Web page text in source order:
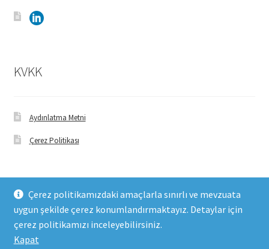
Çerez politikamızdaki amaçlarla sınırlı ve mevzuata
uygun şekilde çerez konumlandırmaktayız. Detaylar için
çerez politikamızı inceleyebilirsiniz.
Kapat
KVKK
Aydınlatma Metni
Çerez Politikası
© FHM Gıda 2026
Built with WooCommerce.